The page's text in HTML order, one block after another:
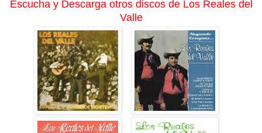
Escucha y Descarga otros discos de Los Reales del
Valle